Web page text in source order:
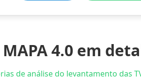
MAPA 4.0 em
de análise do levantamento das